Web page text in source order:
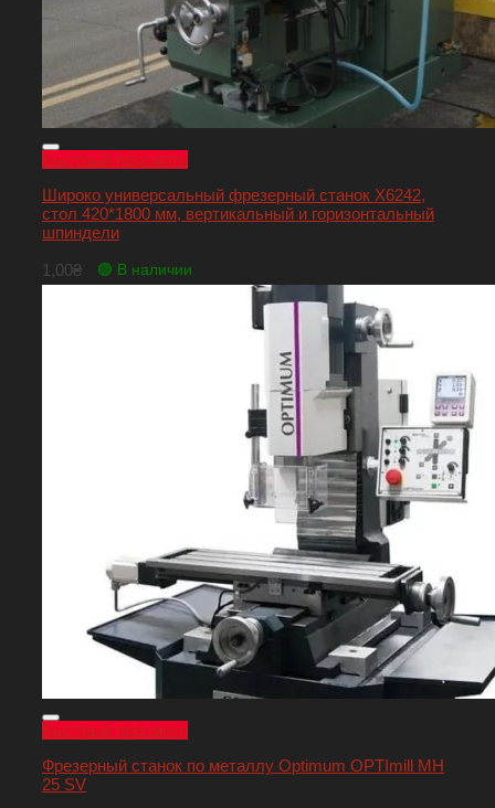
Быстрый просмотр
Широко универсальный фрезерный станок Х6242,
стол 420*1800 мм, вертикальный и горизонтальный
шпиндели
1,00₴ 🟢 В наличии
Быстрый просмотр
Фрезерный станок по металлу Optimum OPTImill MH
25 SV